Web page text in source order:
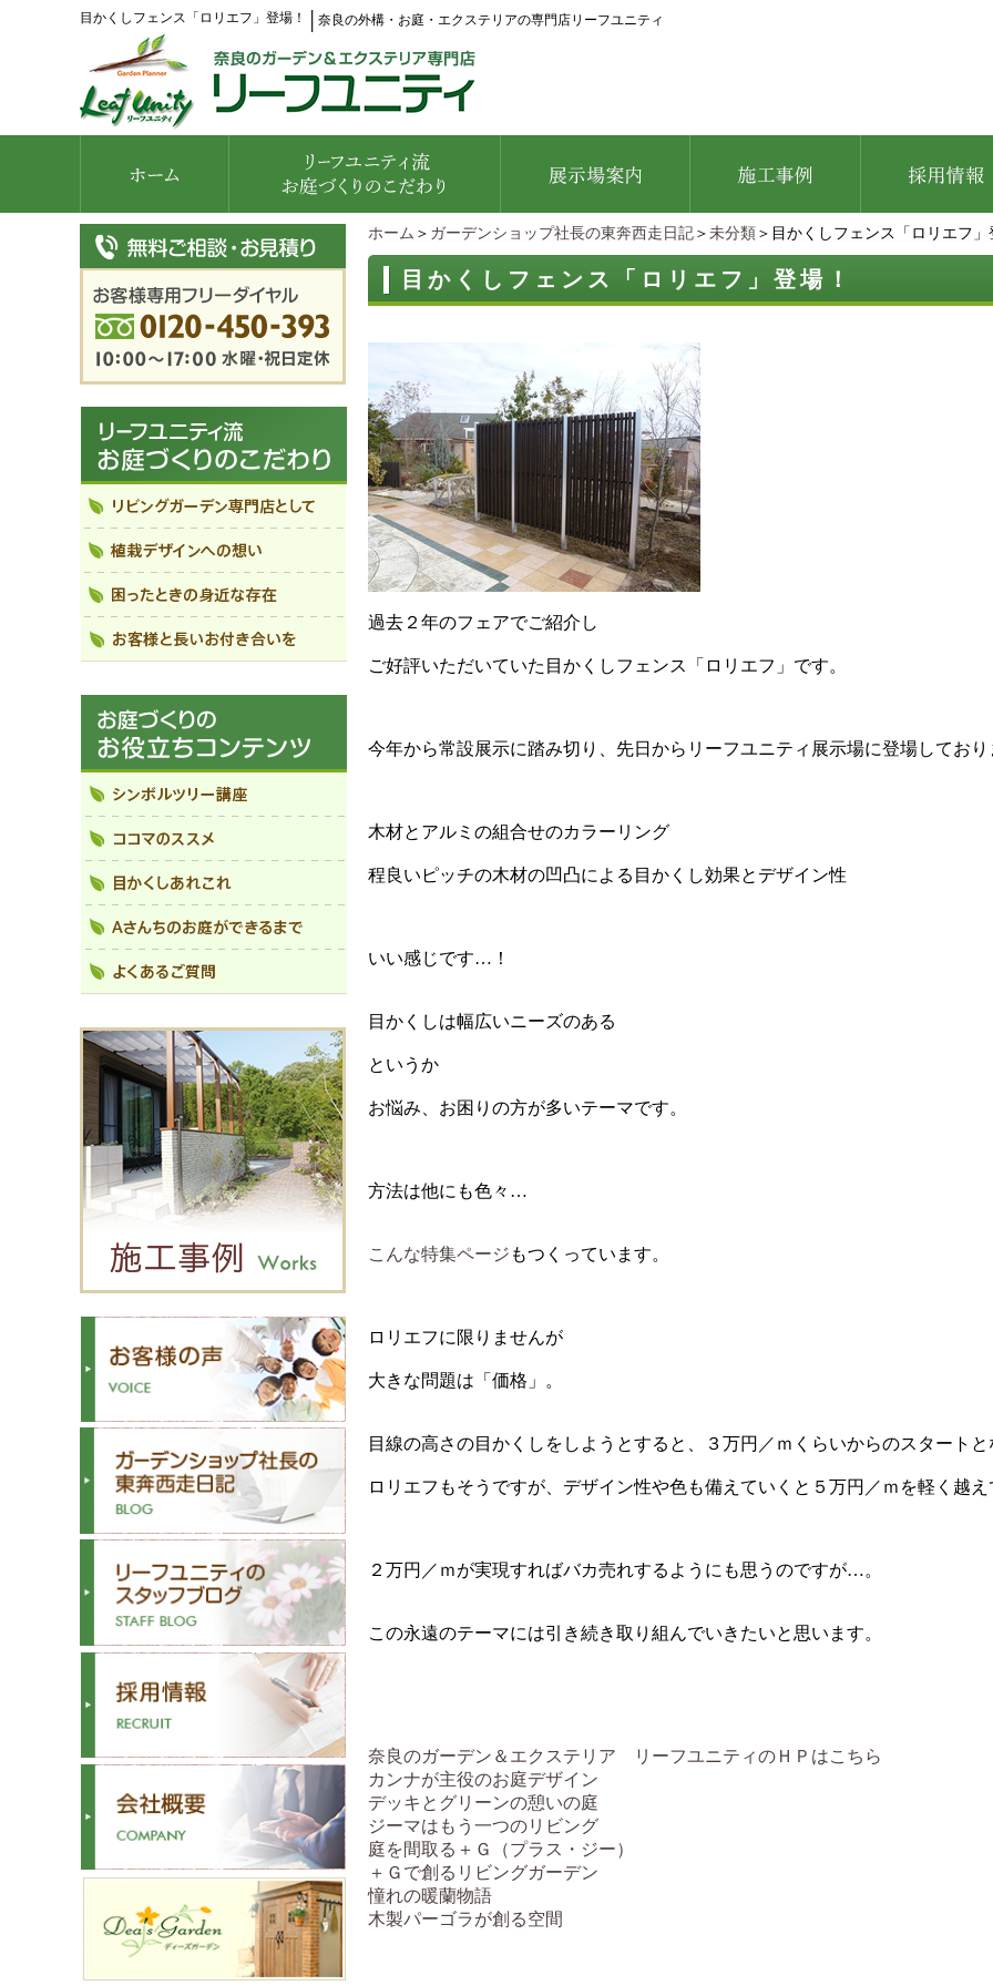
目かくしフェンス「ロリエフ」登場！ 奈良の外構・お庭・エクステリアの専門店リーフユニティ
ホーム ＞ ガーデンショップ社長の東奔西走日記 ＞ 未分類 ＞目かくしフェンス「ロリエフ」
目かくしフェンス「ロリエフ」登場！
過去２年のフェアでご紹介し
ご好評いただいていた目かくしフェンス「ロリエフ」です。
今年から常設展示に踏み切り、先日からリーフユニティ展示場に登場しており
木材とアルミの組合せのカラーリング
程良いピッチの木材の凹凸による目かくし効果とデザイン性
いい感じです…！
目かくしは幅広いニーズのある
というか
お悩み、お困りの方が多いテーマです。
方法は他にも色々…
こんな特集ページ もつくっています。
ロリエフに限りませんが
大きな問題は「価格」。
目線の高さの目かくしをしようとすると、３万円／ｍくらいからのスタートと
ロリエフもそうですが、デザイン性や色も備えていくと５万円／ｍを軽く越
２万円／ｍが実現すればバカ売れするようにも思うのですが…。
この永遠のテーマには引き続き取り組んでいきたいと思います。
奈良のガーデン＆エクステリア リーフユニティのＨＰはこちら
カンナが主役のお庭デザイン
デッキとグリーンの憩いの庭
ジーマはもう一つのリビング
庭を間取る＋Ｇ（プラス・ジー）
＋Ｇで創るリビングガーデン
憧れの暖蘭物語
木製パーゴラが創る空間